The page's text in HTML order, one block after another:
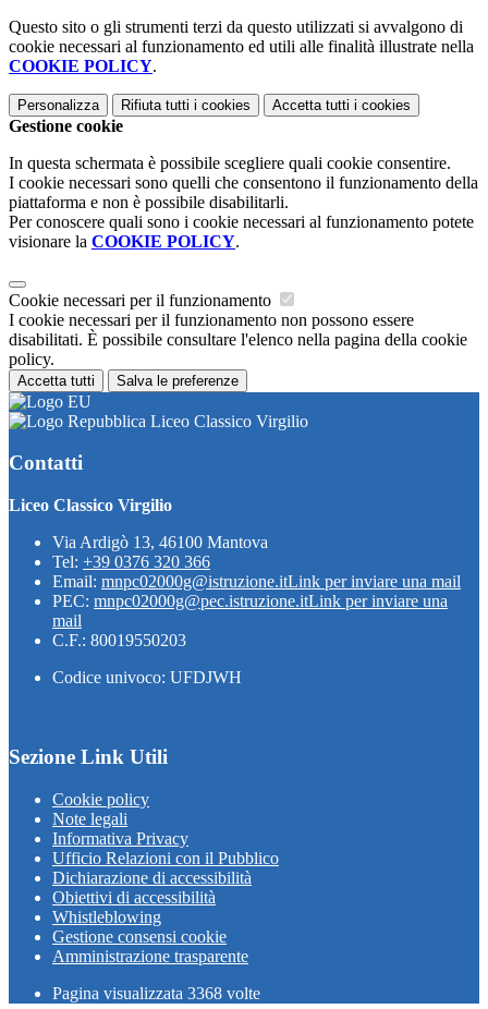
Questo sito o gli strumenti terzi da questo utilizzati si avvalgono di
cookie necessari al funzionamento ed utili alle finalità illustrate nella
COOKIE POLICY.
Personalizza Rifiuta tutti i cookies Accetta tutti i cookies
Gestione cookie
In questa schermata è possibile scegliere quali cookie consentire.
I cookie necessari sono quelli che consentono il funzionamento della
piattaforma e non è possibile disabilitarli.
Per conoscere quali sono i cookie necessari al funzionamento potete
visionare la COOKIE POLICY.
Cookie necessari per il funzionamento
I cookie necessari per il funzionamento non possono essere
disabilitati. È possibile consultare l'elenco nella pagina della cookie
policy.
Accetta tutti Salva le preferenze
Liceo Classico Virgilio
Contatti
Liceo Classico Virgilio
Via Ardigò 13, 46100 Mantova
Tel: +39 0376 320 366
Email: mnpc02000g@istruzione.itLink per inviare una mail
PEC: mnpc02000g@pec.istruzione.itLink per inviare una
mail
C.F.: 80019550203
Codice univoco: UFDJWH
Sezione Link Utili
Cookie policy
Note legali
Informativa Privacy
Ufficio Relazioni con il Pubblico
Dichiarazione di accessibilità
Obiettivi di accessibilità
Whistleblowing
Gestione consensi cookie
Amministrazione trasparente
Pagina visualizzata 3368 volte